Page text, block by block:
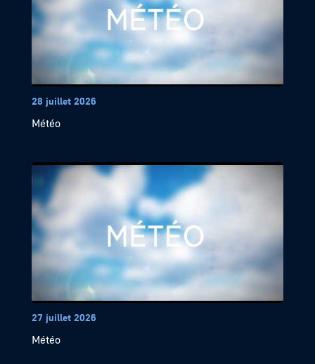
28 juillet 2026
Météo
27 juillet 2026
Météo